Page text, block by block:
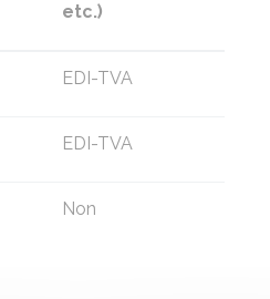
etc.)
EDI-TVA
EDI-TVA
Non